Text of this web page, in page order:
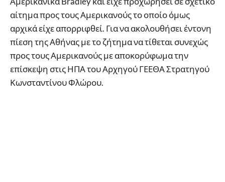
αίτημα προς τους Αμερικανούς το οποίο όμως
αρχικά είχε απορριφθεί. Για να ακολουθήσει έντονη
πίεση της Αθήνας με το ζήτημα να τίθεται συνεχώς
προς τους Αμερικανούς με αποκορύφωμα την
επίσκεψη στις ΗΠΑ του Αρχηγού ΓΕΕΘΑ Στρατηγού
Κωνσταντίνου Φλώρου.